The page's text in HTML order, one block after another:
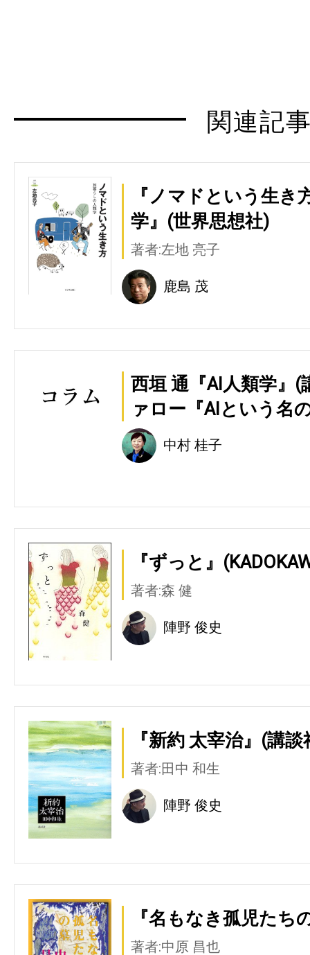
関連記
『ノマドという生
学』(世界思想社)
著者:左地 亮子
鹿島 茂
西垣 通『AI人類学』
ァロー『AIという名
中村 桂子
『ずっと』
著者:森 健
陣野 俊史
『新約 太宰治』(講談
著者:田中 和生
陣野 俊史
『名もなき孤児たち
著者:中原 昌也